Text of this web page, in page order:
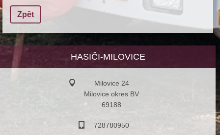
Zpět
HASIČI-MILOVICE
Milovice 24
Milovice okres BV
69188
728780950